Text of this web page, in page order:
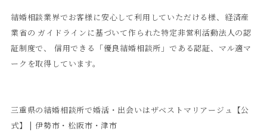
結婚相談業界でお客様に安心して利用していただける様、経済産
業省の ガイドラインに基づいて作られた特定非営利活動法人の認
証制度で、 信用できる「優良結婚相談所」である認証、マル適マ
ークを取得しています。
三重県の結婚相談所で婚活・出会いはザベストマリアージュ【公
式】 | 伊勢市・松阪市・津市